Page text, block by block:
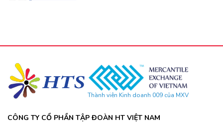
Thành viên Kinh doanh 009 của MXV
CÔNG TY CỔ PHẦN TẬP ĐOÀN HT VIỆT NAM